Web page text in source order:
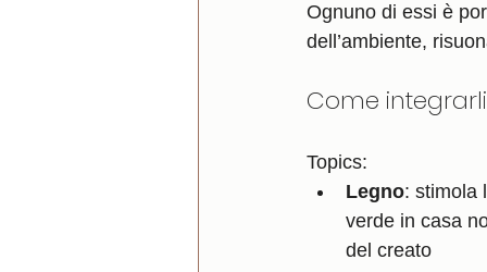
Ognuno di essi è
dell’ambiente,
Come
Topics:
Legno: stimola
verde in casa
del creato